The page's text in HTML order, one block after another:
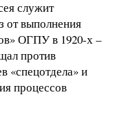
служит
от выполнения
ОГПУ в 1920-х –
против
«спецотдела» и
процессов